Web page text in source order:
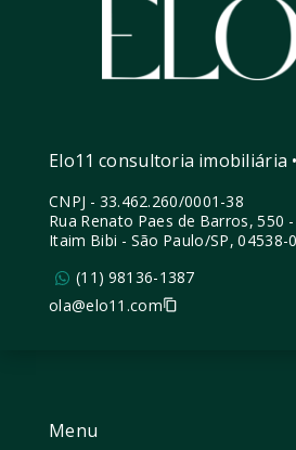
Menu
Elo11 consultoria imobiliária
CNPJ - 33.462.260/0001-38
Rua Renato Paes de Barros, 550
Itaim Bibi - São Paulo/SP, 04538-
(11) 98136-1387
ola@elo11.com